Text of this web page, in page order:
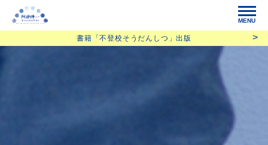
MENU
書籍「不登校そうだんしつ」出版